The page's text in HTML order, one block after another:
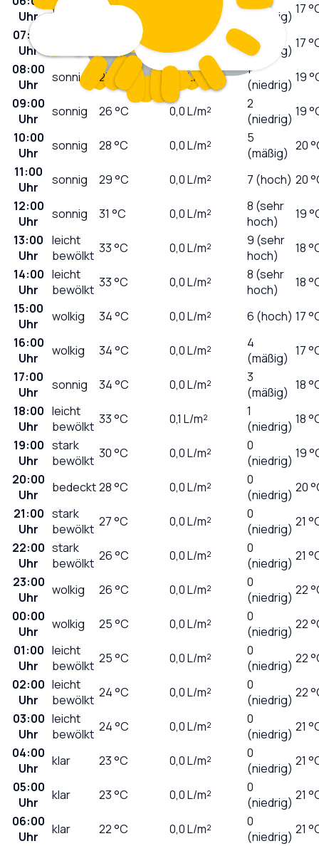
Uhr
wolkig 21°C
(niedrig) 17
07:00
Uhr
L/m²
0
(niedrig) 17
08:00
Uhr
sonnig 23 °C L/m²
1
(niedrig) 19
09:00
Uhr
sonnig 26°C 0,0L/m²
2
(niedrig) 19
10:00
Uhr
sonnig 28°C 0,0L/m²
5
(mäßig) 20
11:00
Uhr
sonnig 29°C 0,0L/m² 7 (hoch) 20
12:00
Uhr
sonnig 31 °C 0,0L/m²
8 (sehr
hoch)
19
13:00
Uhr
leicht
bewölkt 33°C 0,0L/m²
9 (sehr
hoch)
18
14:00
Uhr
leicht
bewölkt 33°C 0,0L/m²
8 (sehr
hoch)
18
15:00
Uhr
wolkig 34°C 0,0L/m² 6 (hoch) 17
16:00
Uhr
wolkig 34°C 0,0L/m²
4
(mäßig) 17
17:00
Uhr
sonnig 34°C 0,0L/m²
3
(mäßig) 18
18:00
Uhr
leicht
bewölkt 33°C 0,1 L/m²
1
(niedrig) 18
19:00
Uhr
stark
bewölkt 30°C 0,0L/m²
0
(niedrig) 19
20:00
Uhr
bedeckt28°C 0,0L/m²
0
(niedrig) 20
21:00
Uhr
stark
bewölkt 27°C 0,0L/m²
0
(niedrig) 21
22:00
Uhr
stark
bewölkt 26°C 0,0L/m²
0
(niedrig) 21
23:00
Uhr
wolkig 26°C 0,0L/m²
0
(niedrig) 22
00:00
Uhr
wolkig 25°C 0,0L/m²
0
(niedrig) 22
01:00
Uhr
leicht
bewölkt 25°C 0,0L/m²
0
(niedrig) 22
02:00
Uhr
leicht
bewölkt 24°C 0,0L/m²
0
(niedrig) 22
03:00
Uhr
leicht
bewölkt 24°C 0,0L/m²
0
(niedrig) 21
04:00
Uhr
klar 23°C 0,0L/m²
0
(niedrig) 21
05:00
Uhr
klar 23°C 0,0L/m²
0
(niedrig) 21
06:00
Uhr
klar 22°C 0,0L/m²
0
(niedrig) 21